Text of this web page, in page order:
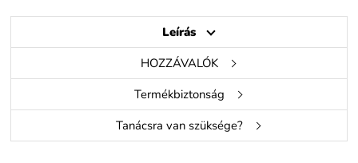
Leírás
HOZZÁVALÓK
Termékbiztonság
Tanácsra van szüksége?